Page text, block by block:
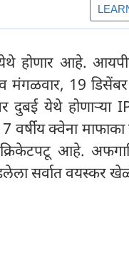
होणार आहे.
मंगळवार, 19 डिसेंबर
दुबई येथे होणाऱ्या
वर्षीय क्वेना
आहे.
सर्वात वयस्कर